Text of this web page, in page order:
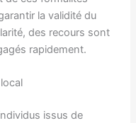
la validité du
des recours sont
rapidement.
issus de